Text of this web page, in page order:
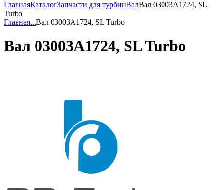
ГлавнаяКаталогЗапчасти для турбинВалВал 03003A1724, SL
Turbo
Главная...Вал 03003A1724, SL Turbo
Вал 03003A1724, SL Turbo